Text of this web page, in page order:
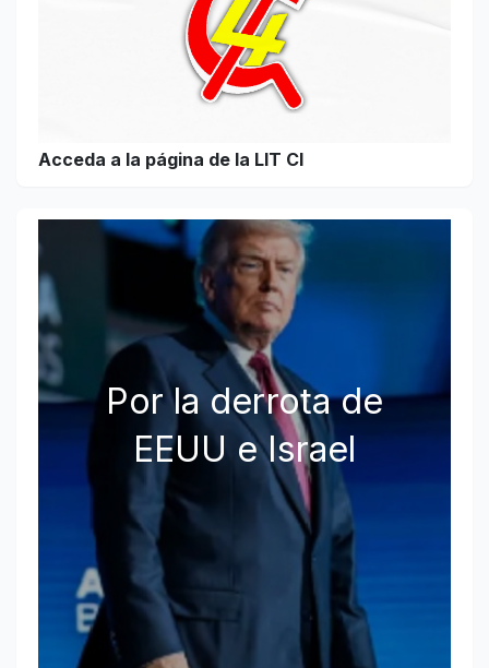
Acceda a la página de la LIT CI
Por la derrota de
EEUU e Israel